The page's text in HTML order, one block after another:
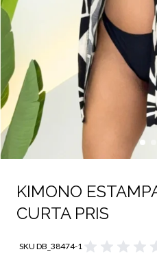
KIMONO
CURTA PRIS
SKU DB_38474-1